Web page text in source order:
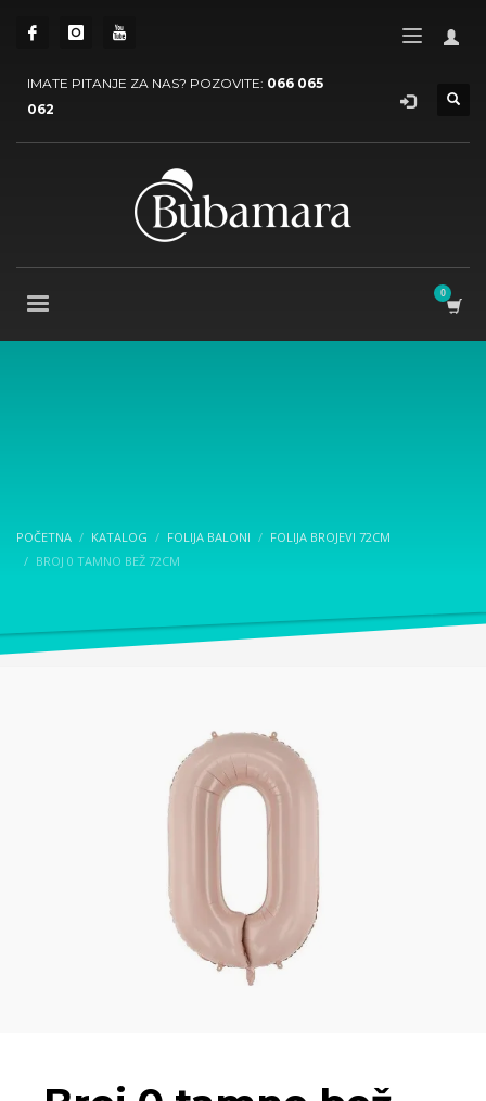
IMATE PITANJE ZA NAS? POZOVITE: 066 065
062
POČETNA KATALOG FOLIJA BALONI
FOLIJA BROJEVI 72CM
BROJ 0 TAMNO BEŽ 72CM